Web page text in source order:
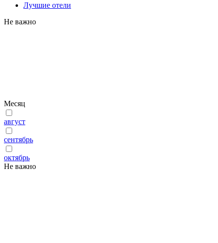
Лучшие отели
Не важно
Месяц
август
сентябрь
октябрь
Не важно